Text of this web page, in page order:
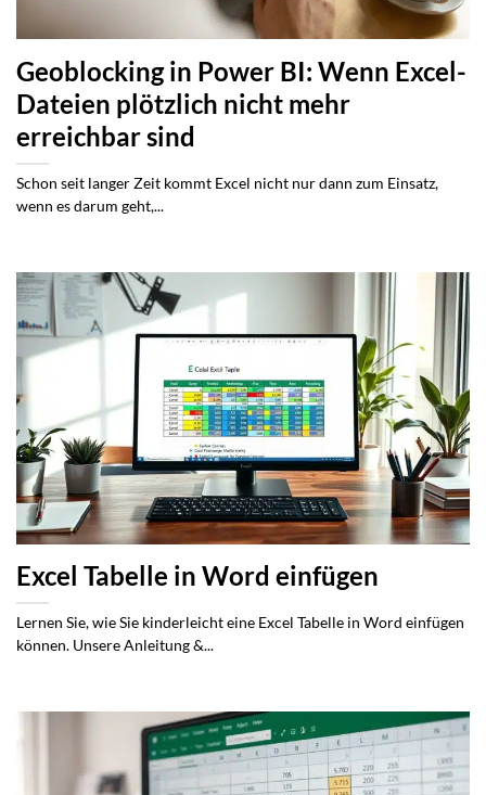
Geoblocking in Power BI: Wenn Excel-
Dateien plötzlich nicht mehr
erreichbar sind
Schon seit langer Zeit kommt Excel nicht nur dann zum Einsatz,
wenn es darum geht,...
Excel Tabelle in Word einfügen
Lernen Sie, wie Sie kinderleicht eine Excel Tabelle in Word einfügen
können. Unsere Anleitung &...